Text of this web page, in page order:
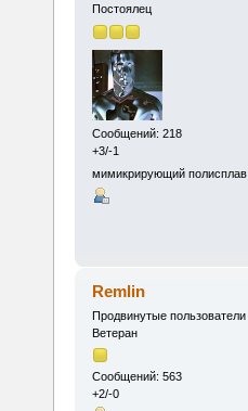
Постоялец
Сообщений: 218
+3/-1
мимикрирующий полисплав
Remlin
Продвинутые пользователи
Ветеран
Сообщений: 563
+2/-0